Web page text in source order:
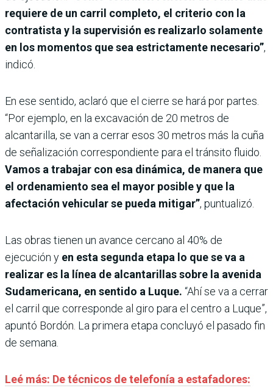
requiere de un carril completo, el criterio con la
contratista y la supervisión es realizarlo solamente
en los momentos que sea estrictamente necesario”,
indicó.
En ese sentido, aclaró que el cierre se hará por partes.
“Por ejemplo, en la excavación de 20 metros de
alcantarilla, se van a cerrar esos 30 metros más la cuña
de señalización correspondiente para el tránsito fluido.
Vamos a trabajar con esa dinámica, de manera que
el ordenamiento sea el mayor posible y que la
afectación vehicular se pueda mitigar”, puntualizó.
Las obras tienen un avance cercano al 40% de
ejecución y en esta segunda etapa lo que se va a
realizar es la línea de alcantarillas sobre la avenida
Sudamericana, en sentido a Luque. “Ahí se va a cerrar
el carril que corresponde al giro para el centro a Luque”,
apuntó Bordón. La primera etapa concluyó el pasado fin
de semana.
Leé más: De técnicos de telefonía a estafadores: